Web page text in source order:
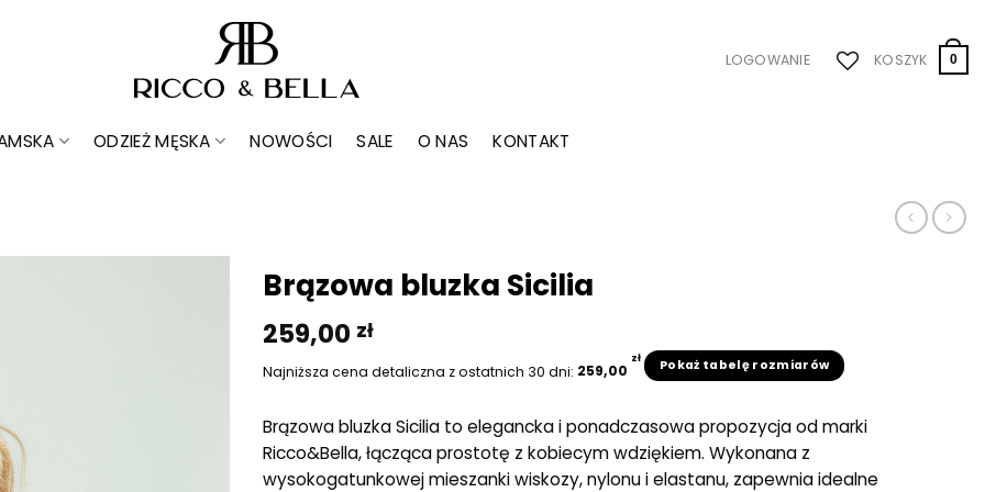
LOGOWANIE KOSZYK 0
ODZIEŻ MĘSKA NOWOŚCI SALE O NAS KONTAKT
Brązowa bluzka Sicilia
259,00 zł
Najniższa cena detaliczna z ostatnich 30 dni: 259,00
zł Pokaż tabelę rozmiarów
Brązowa bluzka Sicilia to elegancka i ponadczasowa propozycja od marki
Ricco&Bella, łącząca prostotę z kobiecym wdziękiem. Wykonana z
wysokogatunkowej mieszanki wiskozy, nylonu i elastanu, zapewnia idealne